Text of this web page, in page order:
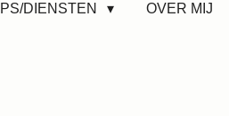
DIENSTEN OVER MIJ